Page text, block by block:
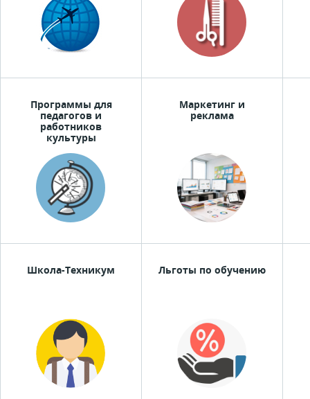
Программы для
педагогов и
работников
культуры
Маркетинг и
реклама
Школа-Техникум Льготы по обучению